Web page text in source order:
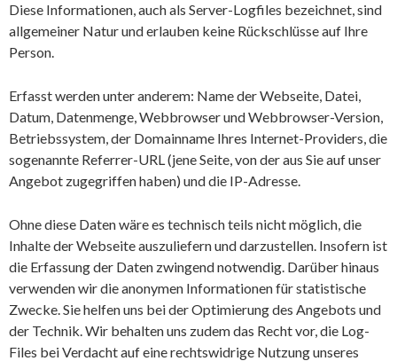
Diese Informationen, auch als Server-Logfiles bezeichnet, sind
allgemeiner Natur und erlauben keine Rückschlüsse auf Ihre
Person.
Erfasst werden unter anderem: Name der Webseite, Datei,
Datum, Datenmenge, Webbrowser und Webbrowser-Version,
Betriebssystem, der Domainname Ihres Internet-Providers, die
sogenannte Referrer-URL (jene Seite, von der aus Sie auf unser
Angebot zugegriffen haben) und die IP-Adresse.
Ohne diese Daten wäre es technisch teils nicht möglich, die
Inhalte der Webseite auszuliefern und darzustellen. Insofern ist
die Erfassung der Daten zwingend notwendig. Darüber hinaus
verwenden wir die anonymen Informationen für statistische
Zwecke. Sie helfen uns bei der Optimierung des Angebots und
der Technik. Wir behalten uns zudem das Recht vor, die Log-
Files bei Verdacht auf eine rechtswidrige Nutzung unseres